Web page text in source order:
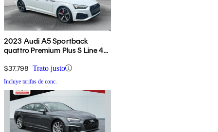
2023 Audi A5 Sportback
quattro Premium Plus S Line 45
$37,798 Trato justo
Incluye tarifas de conc.